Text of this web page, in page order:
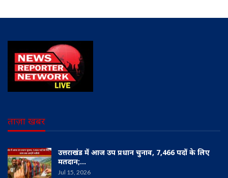
ताज़ा खबर
उत्तराखंड में आज उप प्रधान चुनाव, 7,466 पदों के लिए
मतदान;…
Jul 15, 2026